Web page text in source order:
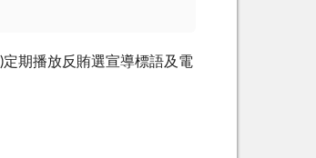
)定期播放反賄選宣導標語及電